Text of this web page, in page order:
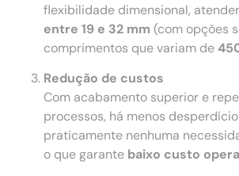
flexibilidade dimensional,
entre 19 e 32 mm (com opções
comprimentos que variam de
Redução de custos
Com acabamento superior e
processos, há menos
praticamente nenhuma
o que garante baixo custo